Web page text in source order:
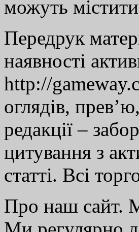
можуть
Передрук
наявності
http://
оглядів,
редакції –
цитування з
статті. Всі
Про наш